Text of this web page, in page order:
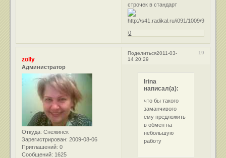
строчек в стандарт
0
Поделиться 19
2011-03-
14 20:29
zolly
Администратор
Откуда: Снежинск
Зарегистрирован: 2009-08-06
Приглашений: 0
Сообщений: 1625
Irina
написал(а):
что бы такого
заманчивого
ему предложить
в обмен на
небольшую
работу